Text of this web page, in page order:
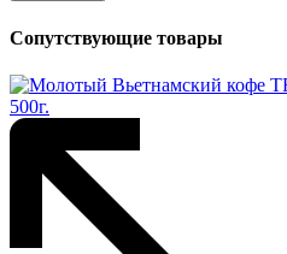
Сопутствующие товары